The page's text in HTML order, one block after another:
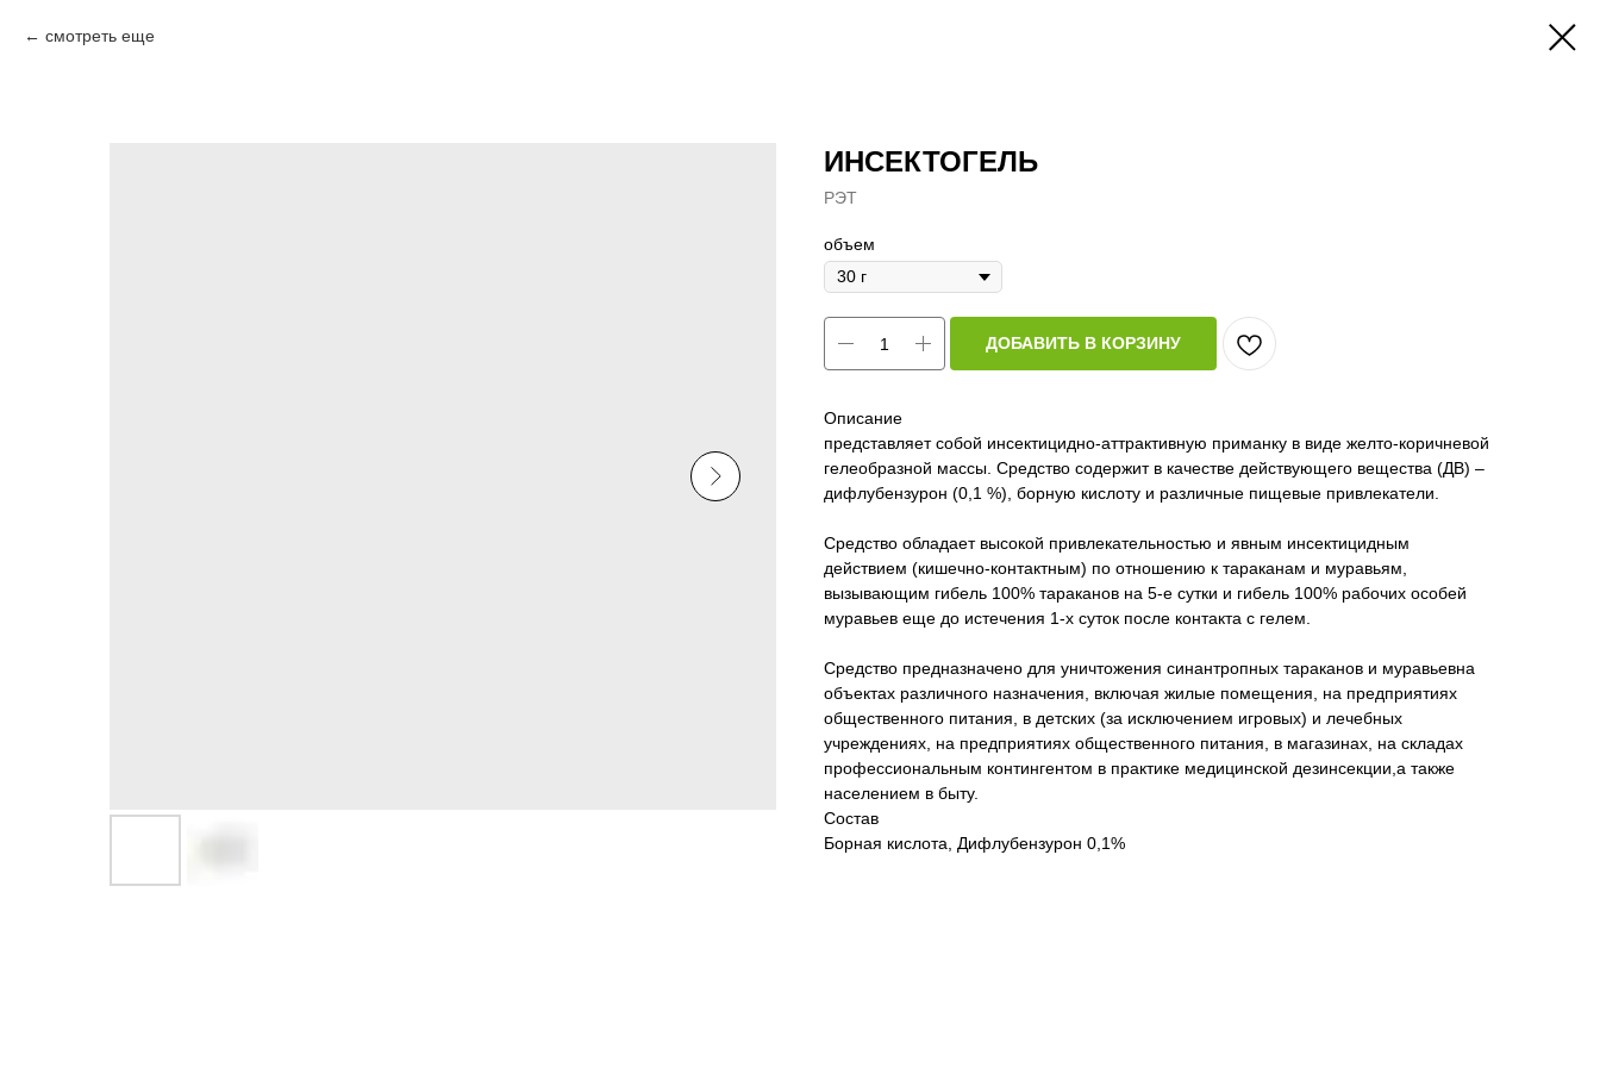
смотреть еще
ИНСЕКТОГЕЛЬ
РЭТ
объем
ДОБАВИТЬ В КОРЗИНУ
Описание
представляет собой инсектицидно-аттрактивную приманку в виде желто-коричневой
гелеобразной массы. Средство содержит в качестве действующего вещества (ДВ) –
дифлубензурон (0,1 %), борную кислоту и различные пищевые привлекатели.
Средство обладает высокой привлекательностью и явным инсектицидным
действием (кишечно-контактным) по отношению к тараканам и муравьям,
вызывающим гибель 100% тараканов на 5-е сутки и гибель 100% рабочих особей
муравьев еще до истечения 1-х суток после контакта с гелем.
Средство предназначено для уничтожения синантропных тараканов и муравьевна
объектах различного назначения, включая жилые помещения, на предприятиях
общественного питания, в детских (за исключением игровых) и лечебных
учреждениях, на предприятиях общественного питания, в магазинах, на складах
профессиональным контингентом в практике медицинской дезинсекции,а также
населением в быту.
Состав
Борная кислота, Дифлубензурон 0,1%